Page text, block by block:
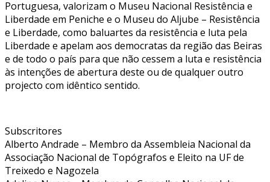
Portuguesa, valorizam o Museu Nacional Resistência e
Liberdade em Peniche e o Museu do Aljube – Resistência
e Liberdade, como baluartes da resistência e luta pela
Liberdade e apelam aos democratas da região das Beiras
e de todo o país para que não cessem a luta e resistência
às intenções de abertura deste ou de qualquer outro
projecto com idêntico sentido.
Subscritores
Alberto Andrade – Membro da Assembleia Nacional da
Associação Nacional de Topógrafos e Eleito na UF de
Treixedo e Nagozela